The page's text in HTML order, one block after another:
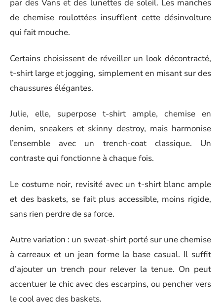
par des Vans et des lunettes de soleil. Les manches
de chemise roulottées insufflent cette désinvolture
qui fait mouche.
Certains choisissent de réveiller un look décontracté,
t-shirt large et jogging, simplement en misant sur des
chaussures élégantes.
Julie, elle, superpose t-shirt ample, chemise en
denim, sneakers et skinny destroy, mais harmonise
l’ensemble avec un trench-coat classique. Un
contraste qui fonctionne à chaque fois.
Le costume noir, revisité avec un t-shirt blanc ample
et des baskets, se fait plus accessible, moins rigide,
sans rien perdre de sa force.
Autre variation : un sweat-shirt porté sur une chemise
à carreaux et un jean forme la base casual. Il suffit
d’ajouter un trench pour relever la tenue. On peut
accentuer le chic avec des escarpins, ou pencher vers
le cool avec des baskets.